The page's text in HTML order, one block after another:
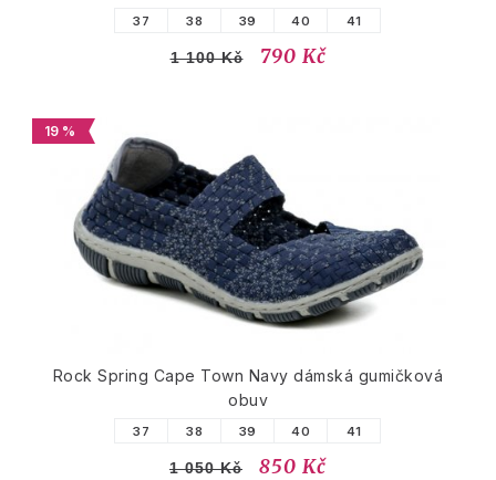
37 38 39 40 41
1 100 Kč 790 Kč
19 %
Rock Spring Cape Town Navy dámská gumičková
obuv
37 38 39 40 41
1 050 Kč 850 Kč